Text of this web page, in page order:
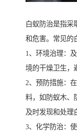
白蚁防治是指采
和危害。常见的
1、环境治理：
境的干燥卫生，
2、预防措施：
料，如防蚁木、
及时发现和处理
3、化学防治：